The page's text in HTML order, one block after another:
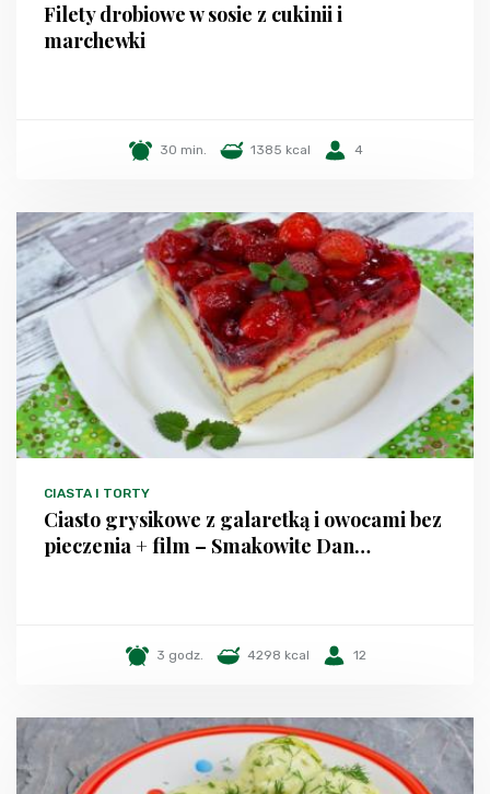
Filety drobiowe w sosie z cukinii i
marchewki
30 min. 1385 kcal 4
CIASTA I TORTY
Ciasto grysikowe z galaretką i owocami bez
pieczenia + film – Smakowite Dan…
3 godz. 4298 kcal 12